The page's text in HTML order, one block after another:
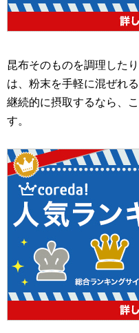
昆布そのものを調理した
は、粉末を手軽に混ぜれ
継続的に摂取するなら、
す。